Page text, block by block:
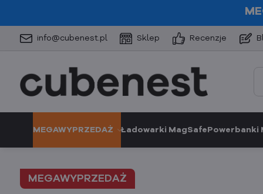
info@cubenest.pl Sklep Recenzje
MEGAWYPRZEDAŻ Ładowarki MagSafe Powerbanki
MEGAWYPRZEDAŻ